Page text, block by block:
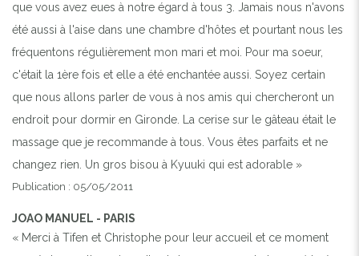
que vous avez eues à notre égard à tous 3. Jamais nous n'avons
été aussi à l'aise dans une chambre d'hôtes et pourtant nous les
fréquentons régulièrement mon mari et moi. Pour ma soeur,
c'était la 1ère fois et elle a été enchantée aussi. Soyez certain
que nous allons parler de vous à nos amis qui chercheront un
endroit pour dormir en Gironde. La cerise sur le gâteau était le
massage que je recommande à tous. Vous êtes parfaits et ne
changez rien. Un gros bisou à Kyuuki qui est adorable »
Publication : 05/05/2011
JOAO MANUEL - PARIS
« Merci à Tifen et Christophe pour leur accueil et ce moment